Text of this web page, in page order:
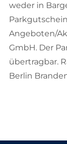
weder in
Angeboten/
GmbH. Der
übertragbar.
Berlin